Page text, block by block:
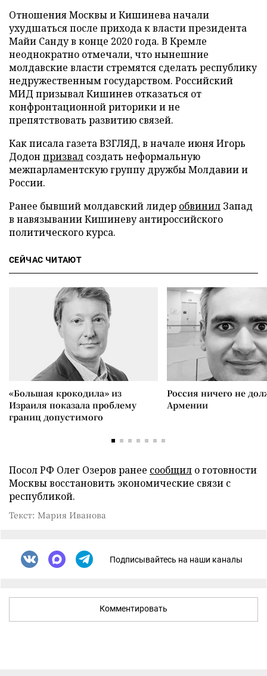
Отношения Москвы и Кишинева начали
ухудшаться после прихода к власти президента
Майи Санду в конце 2020 года. В Кремле
неоднократно отмечали, что нынешние
молдавские власти стремятся сделать республику
недружественным государством. Российский
МИД призывал Кишинев отказаться от
конфронтационной риторики и не
препятствовать развитию связей.
Как писала газета ВЗГЛЯД, в начале июня Игорь
Додон призвал создать неформальную
межпарламентскую группу дружбы Молдавии и
России.
Ранее бывший молдавский лидер обвинил Запад
в навязывании Кишиневу антироссийского
политического курса.
СЕЙЧАС ЧИТАЮТ
«Большая крокодила» из
Израиля показала проблему
границ допустимого
Россия ничего не
Армении
Посол РФ Олег Озеров ранее сообщил о готовности
Москвы восстановить экономические связи с
республикой.
Текст: Мария Иванова
Подписывайтесь на наши каналы
Комментировать